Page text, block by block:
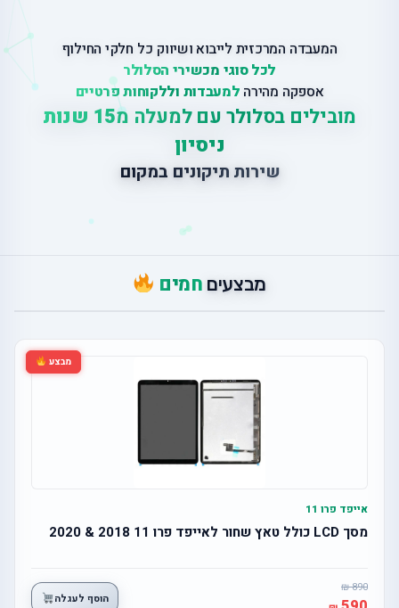
המעבדה המרכזית לייבוא ושיווק כל חלקי החילוף
לכל סוגי מכשירי הסלולר
אספקה מהירה למעבדות וללקוחות פרטיים
מובילים בסלולר עם למעלה מ
15 שנות
ניסיון
שירות תיקונים במקום
מבצעים חמים
מבצע
אייפד פרו 11
מסך LCD כולל טאץ שחור לאייפד פרו 11 2018 & 2020
890
הוסף לעגלה